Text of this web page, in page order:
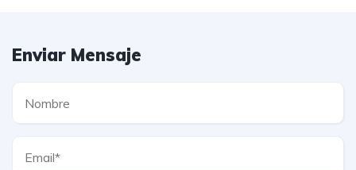
Enviar Mensaje